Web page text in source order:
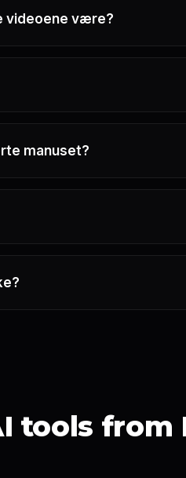
videoene være?
manuset?
tools from